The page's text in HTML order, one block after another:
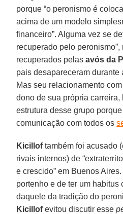
porque “o peronismo é
acima de um modelo
financeiro”. Alguma vez se
recuperado pelo
recuperados pelasavós da
pais desapareceram durante
Mas seu relacionamento com
dono de sua própria carreira,
estrutura desse grupo
comunicação com todos os
Kicilloftambém foi acusado
rivais internos) de
e crescido” em Buenos
portenho e de ter um habitus
daquele da tradição do
Kicillofevitou discutir esse